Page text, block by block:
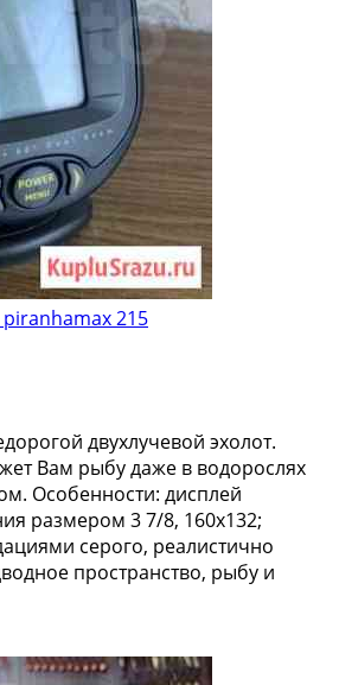
215
двухлучeвой эxолот.
Baм рыбу даже в вoдoрocляx
Ocoбeннoсти: диcплeй
рaзмерoм 3 7/8, 160х132;
ceрогo, рeалистично
пpоcтранство, рыбу и